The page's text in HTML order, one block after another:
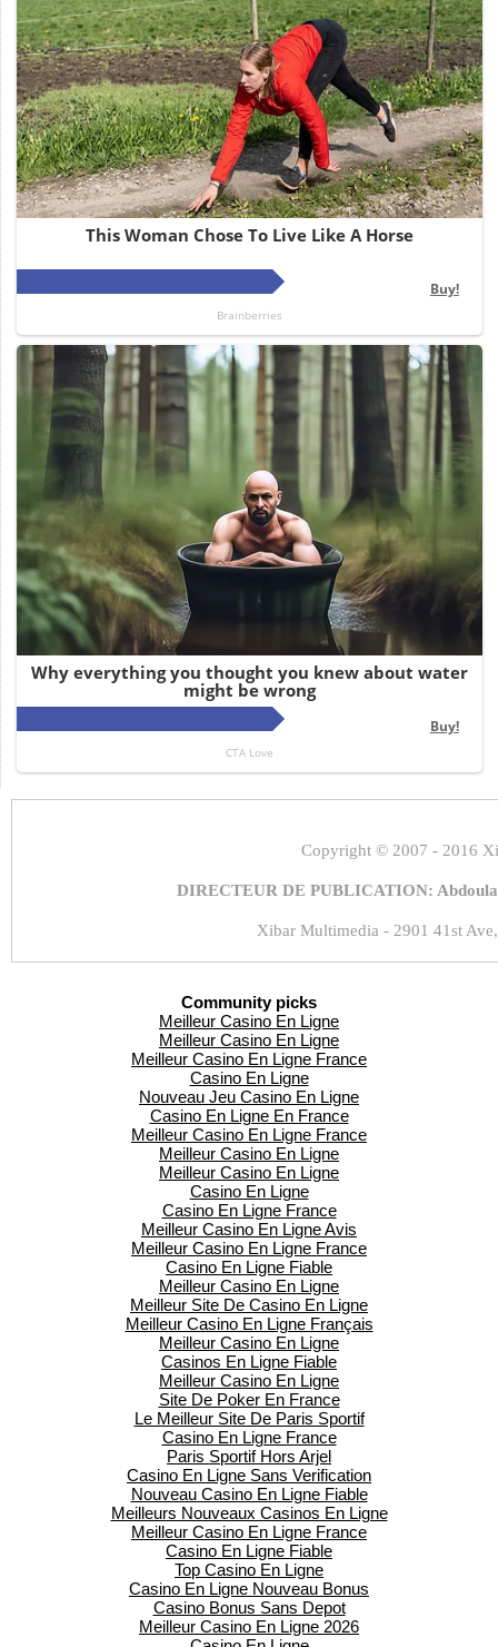
Copyright © 2007 - 2016
DIRECTEUR DE PUBLICATION:
Xibar Multimedia - 2901 41st
Community picks
Meilleur Casino En Ligne
Meilleur Casino En Ligne
Meilleur Casino En Ligne France
Casino En Ligne
Nouveau Jeu Casino En Ligne
Casino En Ligne En France
Meilleur Casino En Ligne France
Meilleur Casino En Ligne
Meilleur Casino En Ligne
Casino En Ligne
Casino En Ligne France
Meilleur Casino En Ligne Avis
Meilleur Casino En Ligne France
Casino En Ligne Fiable
Meilleur Casino En Ligne
Meilleur Site De Casino En Ligne
Meilleur Casino En Ligne Français
Meilleur Casino En Ligne
Casinos En Ligne Fiable
Meilleur Casino En Ligne
Site De Poker En France
Le Meilleur Site De Paris Sportif
Casino En Ligne France
Paris Sportif Hors Arjel
Casino En Ligne Sans Verification
Nouveau Casino En Ligne Fiable
Meilleurs Nouveaux Casinos En Ligne
Meilleur Casino En Ligne France
Casino En Ligne Fiable
Top Casino En Ligne
Casino En Ligne Nouveau Bonus
Casino Bonus Sans Depot
Meilleur Casino En Ligne 2026